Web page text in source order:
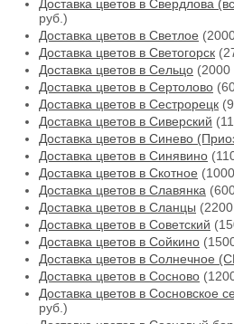
Доставка цветов в Свердлова
руб.)
Доставка цветов в Светлое
Доставка цветов в Светогорск
Доставка цветов в Сельцо (2000
Доставка цветов в Сертолово
Доставка цветов в Сестрорецк
Доставка цветов в Сиверский
Доставка цветов в Синево
Доставка цветов в Синявино
Доставка цветов в Скотное
Доставка цветов в Славянка
Доставка цветов в Сланцы
Доставка цветов в Советский
Доставка цветов в Сойкино
Доставка цветов в Солнечное
Доставка цветов в Сосново
Доставка цветов в Сосновское
руб.)